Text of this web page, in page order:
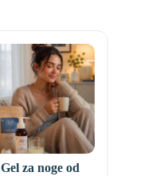
Gel za noge od